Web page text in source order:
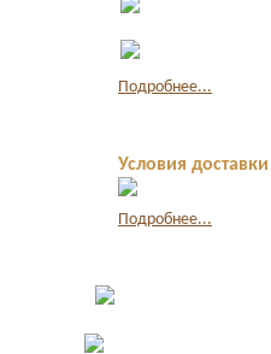
Подробнее...
Условия доставки
Подробнее...